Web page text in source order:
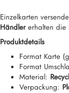
Einzelkarten
Händlererhalten die
Produktdetails
Format Karte
Format
Material:
Verpackung: